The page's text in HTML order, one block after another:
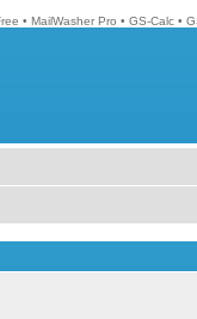
• MailWasher Pro • GS-Calc •